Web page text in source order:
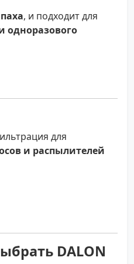
, и подходит для
одноразового
для
и распылителей
DALON